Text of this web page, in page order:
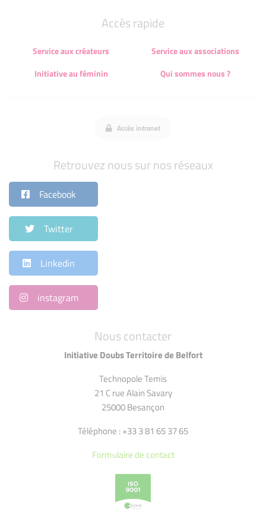
Nous contacter
Initiative Doubs Territoire de Belfort
Technopole Temis
21 C rue Alain Savary
25000 Besançon
Téléphone : +33 3 81 65 37 65
Formulaire de contact
Accès rapide
Service aux créateurs
Service aux associations
Initiative au féminin
Qui sommes nous ?
Accès intranet
Retrouvez nous sur nos réseaux
Facebook
Twitter
Linkedin
instagram